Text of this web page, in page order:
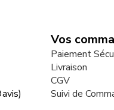
avis)
Vos
Paiement
Livraison
CGV
Suivi de